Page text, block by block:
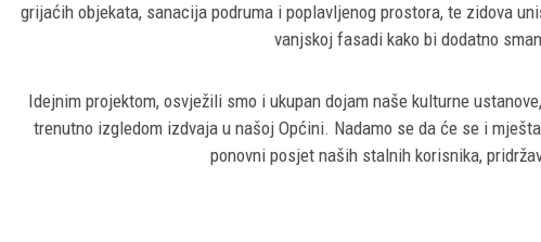
grijaćih objekata, sanacija podruma i poplavljenog prostora, te zidova
vanjskoj fasadi kako bi dodatno
Idejnim projektom, osvježili smo i ukupan dojam naše kulturne
trenutno izgledom izdvaja u našoj Općini. Nadamo se da će se i
ponovni posjet naših stalnih korisnika,